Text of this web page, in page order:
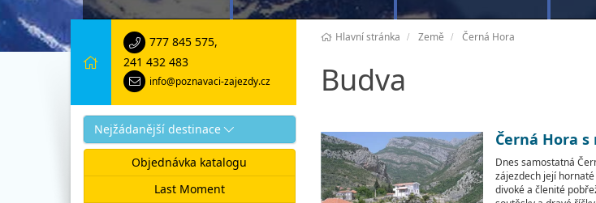
Hlavní stránka Země Černá Hora
Budva
777 845 575,
241 432 483
info@poznavaci-zajezdy.cz
Nejžádanější destinace
Objednávka katalogu
Last Moment
Černá Hora
Dnes samostatná
zájezdech její
divoké a členité